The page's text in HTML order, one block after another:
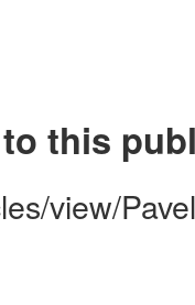
this
view/